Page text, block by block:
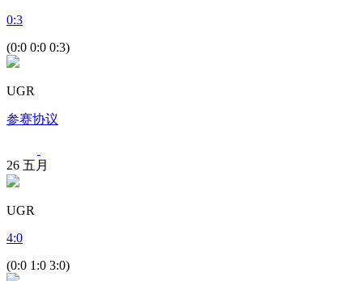
0:3
(0:0 0:0 0:3)
UGR
参赛协议
26 五月
UGR
4:0
(0:0 1:0 3:0)